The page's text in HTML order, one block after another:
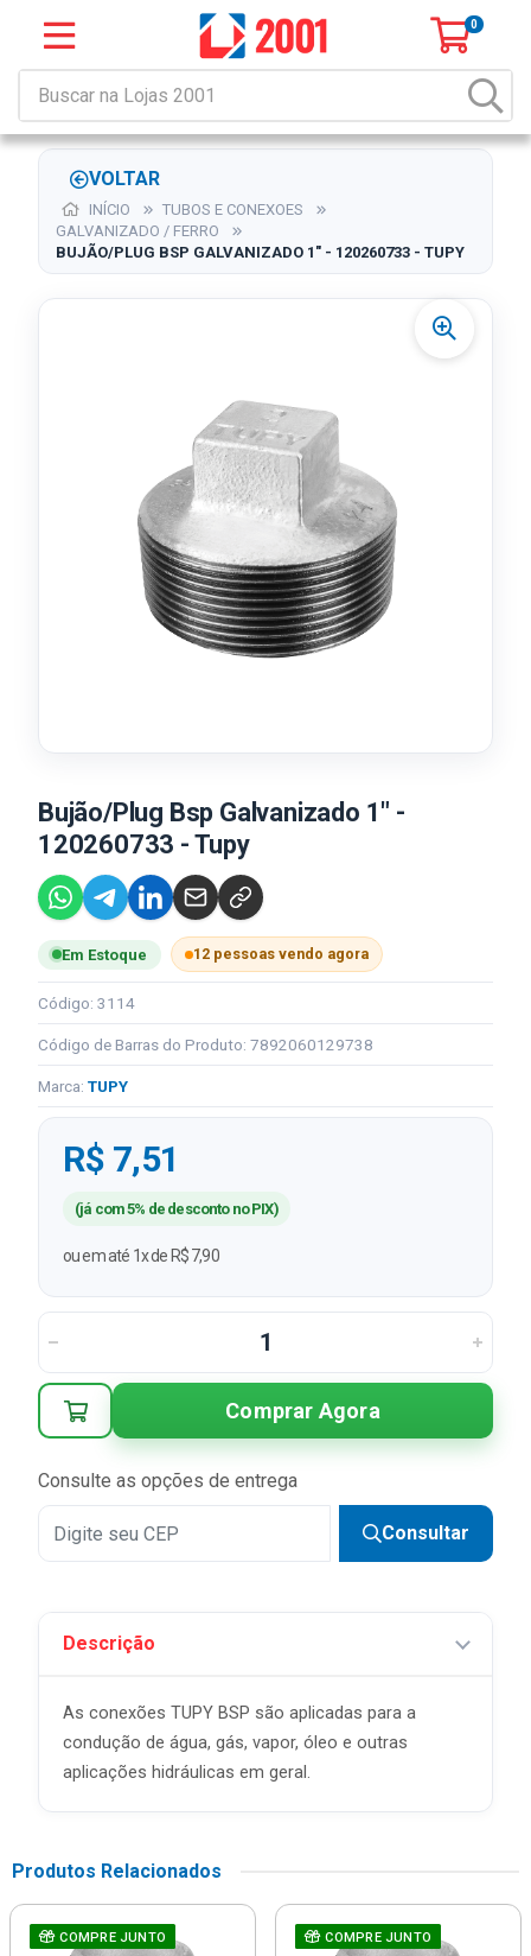
0
VOLTAR
INÍCIO
TUBOS E CONEXOES
GALVANIZADO / FERRO
BUJÃO/PLUG BSP GALVANIZADO 1" - 120260733 - TUPY
Bujão/Plug Bsp Galvanizado 1" -
120260733 - Tupy
Em Estoque 12 pessoas vendo agora
Código: 3114
Código de Barras do Produto: 7892060129738
Marca: TUPY
R$ 7,51
(já com 5% de desconto no PIX)
ou em até 1x de R$ 7,90
Comprar Agora
Consulte as opções de entrega
Consultar
Descrição
As conexões TUPY BSP são aplicadas para a
condução de água, gás, vapor, óleo e outras
aplicações hidráulicas em geral.
Produtos Relacionados
COMPRE JUNTO COMPRE JUNTO